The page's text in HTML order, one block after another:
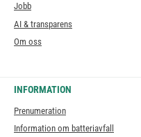
Jobb
AI & transparens
Om oss
INFORMATION
Prenumeration
Information om batteriavfall